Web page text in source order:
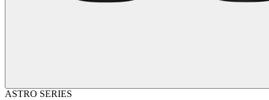
ASTRO SERIES